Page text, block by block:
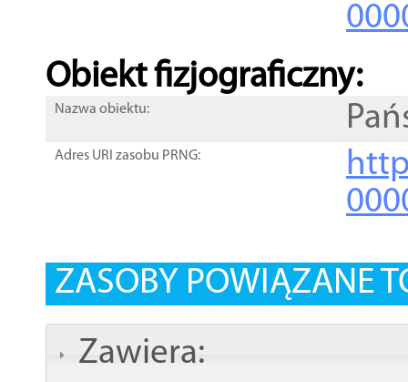
Obiekt fizjograficzny:
Nazwa obiektu:
Adres URI zasobu PRNG:
ZASOBY POWIĄZANE
Zawiera: